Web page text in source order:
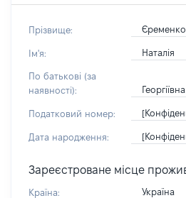
Прізвище: Єременко
Ім'я: Наталія
По батькові (за
наявності):
Георгіївна
Податковий номер:
Дата народження:
Зареєстроване місце
Країна: Україна